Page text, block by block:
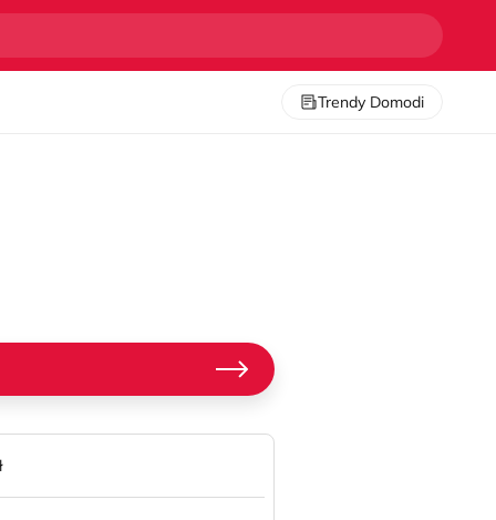
Trendy Domodi